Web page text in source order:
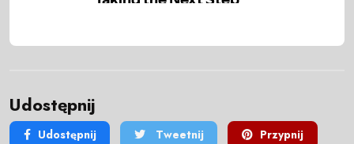
Udostępnij
Udostępnij Tweetnij Przypnij